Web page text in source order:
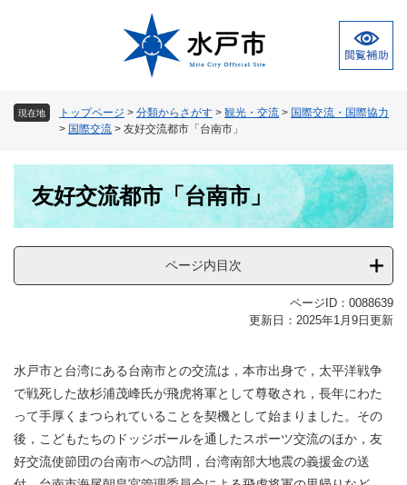
現在地 トップページ > 分類からさがす > 観光・交流 > 国際交流・国際協力
> 国際交流 > 友好交流都市「台南市」
友好交流都市「台南市」
ページ内目次
ページID：0088639
更新日：2025年1月9日更新
水戸市と台湾にある台南市との交流は，本市出身で，太平洋戦争
で戦死した故杉浦茂峰氏が飛虎将軍として尊敬され，長年にわた
って手厚くまつられていることを契機として始まりました。その
後，こどもたちのドッジボールを通したスポーツ交流のほか，友
好交流使節団の台南市への訪問，台湾南部大地震の義援金の送